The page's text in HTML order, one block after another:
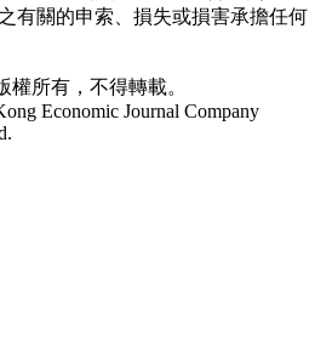
有關的申索、損失或損害承擔任何
所有，不得轉載。
Economic Journal Company